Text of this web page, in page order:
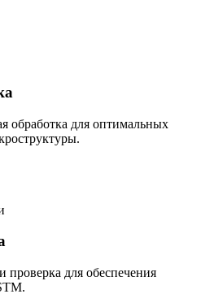
обработка для оптимальных
проверка для обеспечения